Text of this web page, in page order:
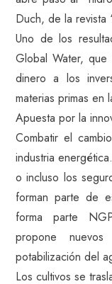
Duch, de la revista
Uno de los
Global Water, que
dinero a los
materias primas en
Apuesta por la
Combatir el
industria
o incluso los
forman parte de
forma parte
propone
potabilización del
Los cultivos se